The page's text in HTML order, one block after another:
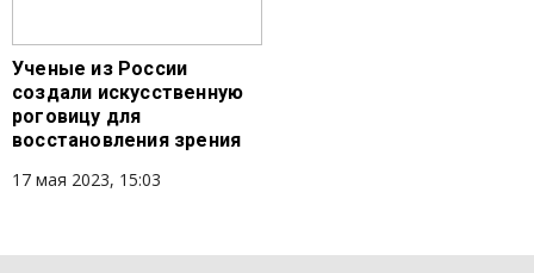
Ученые из России
создали искусственную
роговицу для
восстановления зрения
17 мая 2023, 15:03